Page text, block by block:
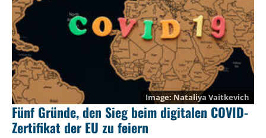
Nataliya Vaitkevich
Fünf Gründe, den Sieg beim digitalen COVID-
Zertifikat der EU zu feiern